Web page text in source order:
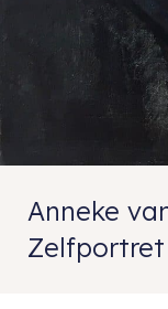
Anneke
Zelfportret